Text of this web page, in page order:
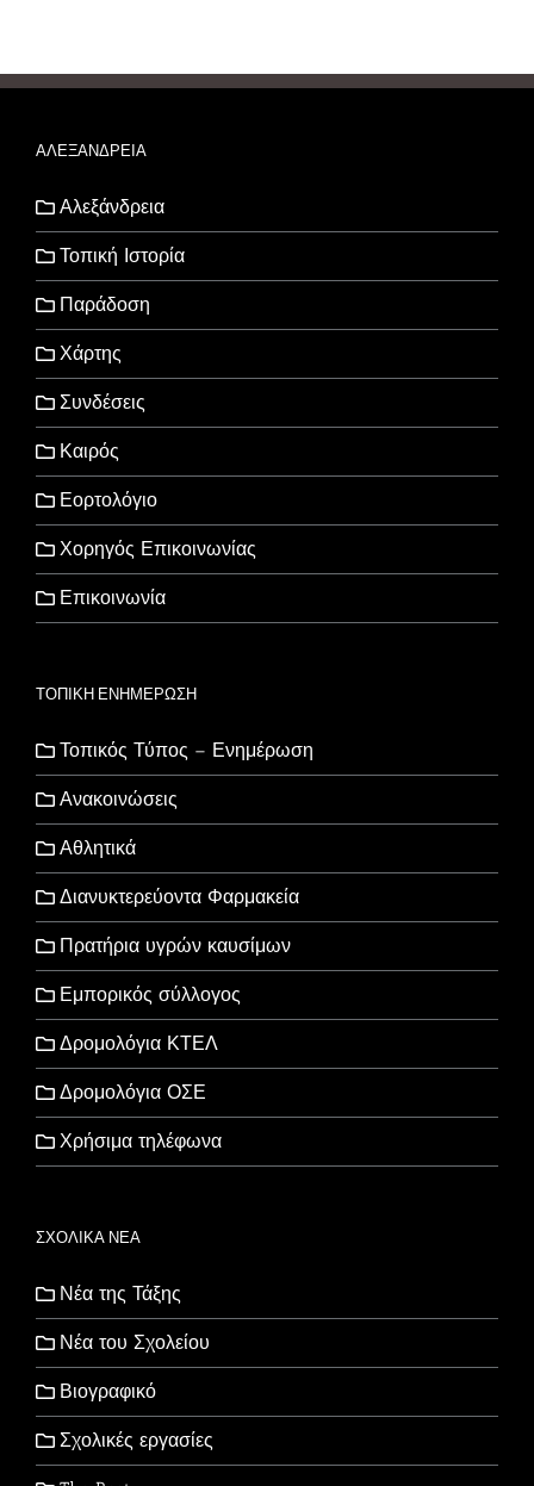
ΑΛΕΞΑΝΔΡΕΙΑ
Αλεξάνδρεια
Τοπική Ιστορία
Παράδοση
Χάρτης
Συνδέσεις
Καιρός
Εορτολόγιο
Χορηγός Επικοινωνίας
Επικοινωνία
ΤΟΠΙΚΗ ΕΝΗΜΕΡΩΣΗ
Τοπικός Τύπος – Ενημέρωση
Ανακοινώσεις
Αθλητικά
Διανυκτερεύοντα Φαρμακεία
Πρατήρια υγρών καυσίμων
Εμπορικός σύλλογος
Δρομολόγια ΚΤΕΛ
Δρομολόγια ΟΣΕ
Χρήσιμα τηλέφωνα
ΣΧΟΛΙΚΑ ΝΕΑ
Νέα της Τάξης
Νέα του Σχολείου
Βιογραφικό
Σχολικές εργασίες